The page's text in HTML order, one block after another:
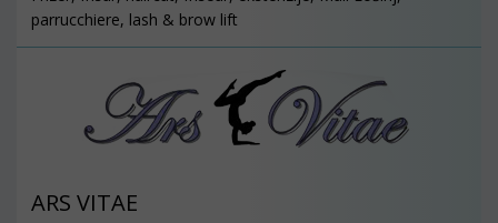
parrucchiere, lash & brow lift
ARS VITAE